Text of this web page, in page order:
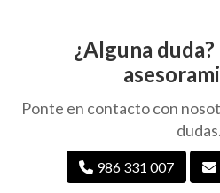
¿Alguna
Ponte en contacto con
dudas.
986 331 007